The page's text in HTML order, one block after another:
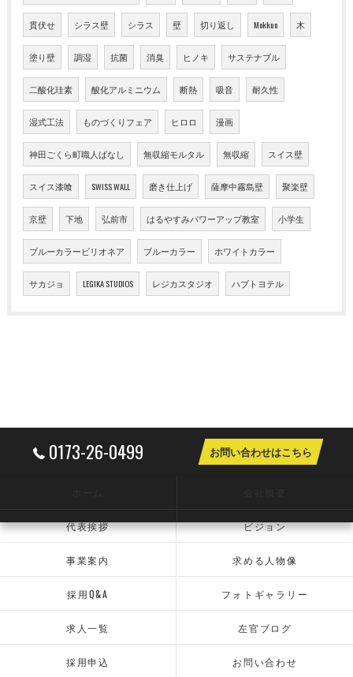
貫伏せ シラス壁 シラス 壁 切り返し Mokkun 木
塗り壁 調湿 抗菌 消臭 ヒノキ サステナブル
二酸化珪素 酸化アルミニウム 断熱 吸音 耐久性
湿式工法 ものづくりフェア ヒロロ 漫画
神田ごくら町職人ばなし 無収縮モルタル 無収縮 スイス壁
スイス漆喰 SWISS WALL 磨き仕上げ 薩摩中霧島壁 聚楽壁
京壁 下地 弘前市 はるやすみパワーアップ教室 小学生
ブルーカラービリオネア ブルーカラー ホワイトカラー
サカジョ LEGIKA STUDIOS レジカスタジオ ハブトヨテル
0173-26-0499 お問い合わせはこちら
代表挨拶 ビジョン
事業案内 求める人物像
採用Q&A フォトギャラリー
求人一覧 左官ブログ
採用申込 お問い合わせ